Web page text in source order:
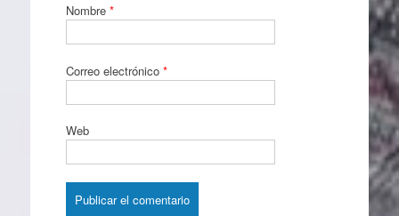
Nombre *
Correo electrónico *
Web